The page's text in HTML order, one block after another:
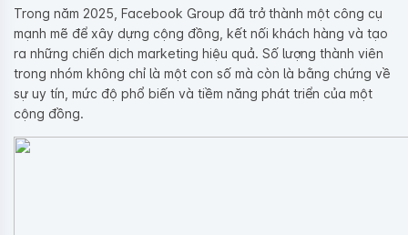
Trong năm 2025, Facebook Group đã trở thành một công cụ
mạnh mẽ để xây dựng cộng đồng, kết nối khách hàng và tạo
ra những chiến dịch marketing hiệu quả. Số lượng thành viên
trong nhóm không chỉ là một con số mà còn là bằng chứng về
sự uy tín, mức độ phổ biến và tiềm năng phát triển của một
cộng đồng.